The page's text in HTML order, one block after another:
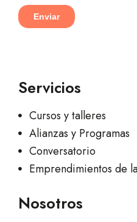
Servicios
Cursos y talleres
Alianzas y Programas
Conversatorio
Emprendimientos de
Nosotros